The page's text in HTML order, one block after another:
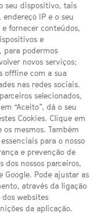
seu dispositivo, tais
IP e o seu
fornecer conteúdos,
e
para podermos
novos serviços;
offline com a sua
nas redes sociais.
selecionados,
“Aceito”, dá o seu
Cookies. Clique em
os mesmos. Também
para o nosso
e prevenção de
dos nossos parceiros,
Google. Pode ajustar as
através da ligação
dos websites
da aplicação.